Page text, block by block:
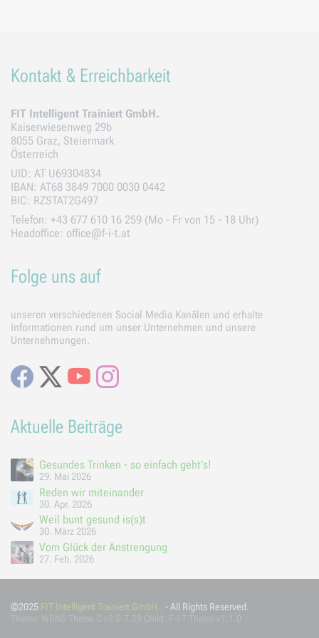
Kontakt & Erreichbarkeit
FIT Intelligent Trainiert GmbH.
Kaiserwiesenweg 29b
8055 Graz, Steiermark
Österreich
UID: AT U69304834
IBAN: AT68 3849 7000 0030 0442
BIC: RZSTAT2G497
Telefon: +43 677 610 16 259 (Mo - Fr von 15 - 18 Uhr)
Headoffice: office@f-i-t.at
Folge uns auf
unseren verschiedenen Social Media Kanälen und erhalte
Informationen rund um unser Unternehmen und unsere
Unternehmungen.
Facebook
X Youtube
Aktuelle Beiträge
Gesundes Trinken - so einfach geht's!
29. Mai 2026
Reden wir miteinander
30. Apr. 2026
Weil bunt gesund is(s)t
30. März 2026
Vom Glück der Anstrengung
27. Feb. 2026
©2025 FIT Intelligent Trainiert GmbH.. - All Rights Reserved.